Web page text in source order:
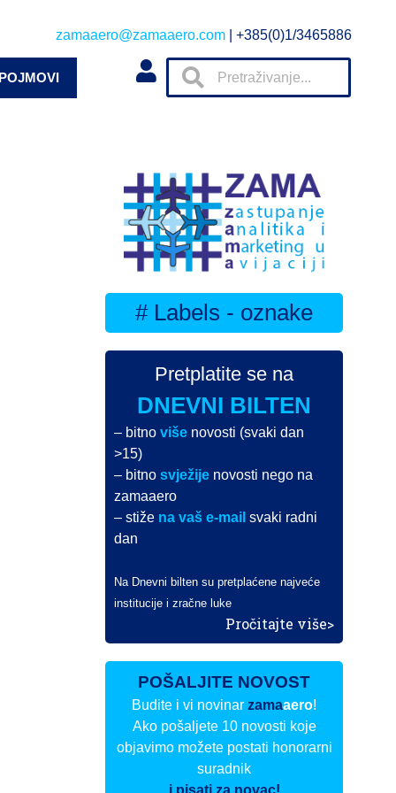
zamaaero@zamaaero.com | +385(0)1/3465886
# Labels - oznake
Pretplatite se na
DNEVNI BILTEN
– bitnoviše novosti (svaki dan
>15)
– bitnosvježije novosti nego na
zamaaero
– stiže na vaš e-mail svaki radni
dan
Na Dnevni bilten su pretplaćene najveće
institucije i zračne luke
Pročitajte više>
POŠALJITE NOVOST
Budite i vi novinarzamaaero!
Ako pošaljete 10 novosti koje
objavimo možete postati honorarni
suradnik
i pisati za novac!